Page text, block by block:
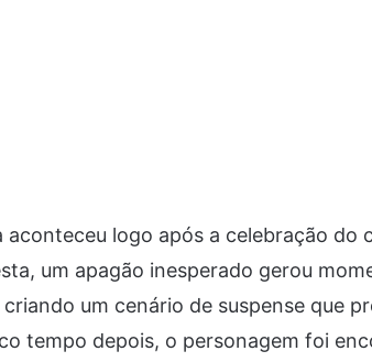
aconteceu logo após a celebração do
um apagão inesperado gerou
um cenário de suspense que
tempo depois, o personagem foi